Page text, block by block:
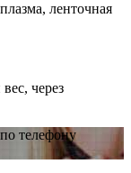
ленточная
через
телефону